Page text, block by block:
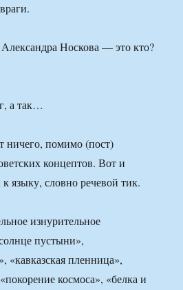
Носкова — это кто?
а так…
ничего, помимо (пост)
концептов. Вот и
языку, словно речевой тик.
изнурительное
пустыни»,
«кавказская пленница»,
космоса», «белка и